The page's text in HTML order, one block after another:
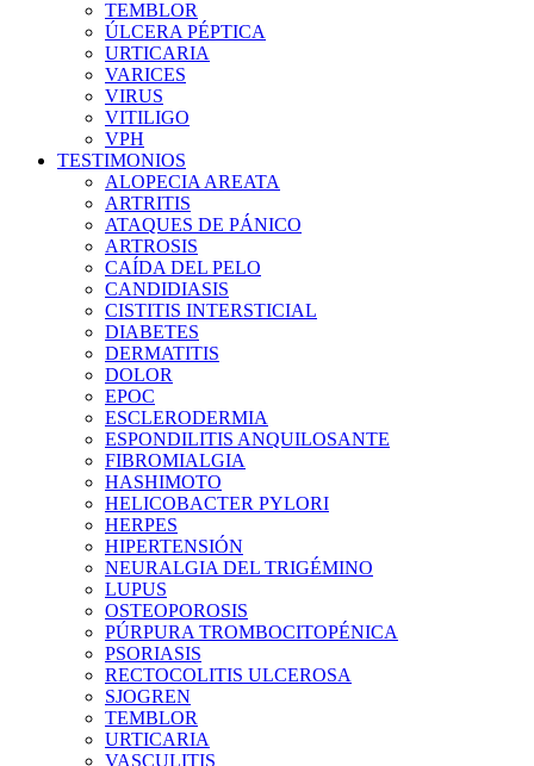
TEMBLOR
ÚLCERA PÉPTICA
URTICARIA
VARICES
VIRUS
VITILIGO
VPH
TESTIMONIOS
ALOPECIA AREATA
ARTRITIS
ATAQUES DE PÁNICO
ARTROSIS
CAÍDA DEL PELO
CANDIDIASIS
CISTITIS INTERSTICIAL
DIABETES
DERMATITIS
DOLOR
EPOC
ESCLERODERMIA
ESPONDILITIS ANQUILOSANTE
FIBROMIALGIA
HASHIMOTO
HELICOBACTER PYLORI
HERPES
HIPERTENSIÓN
NEURALGIA DEL TRIGÉMINO
LUPUS
OSTEOPOROSIS
PÚRPURA TROMBOCITOPÉNICA
PSORIASIS
RECTOCOLITIS ULCEROSA
SJOGREN
TEMBLOR
URTICARIA
VASCULITIS